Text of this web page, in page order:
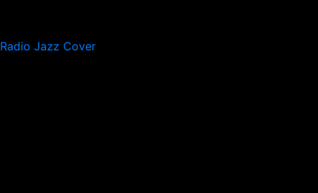
Radio Jazz Cover